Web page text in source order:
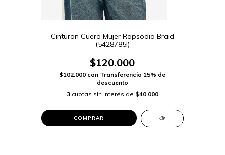
Cinturon Cuero Mujer Rapsodia Braid
(5428785I)
$120.000
$102.000 con Transferencia 15% de
descuento
3 cuotas sin interés de $40.000
COMPRAR